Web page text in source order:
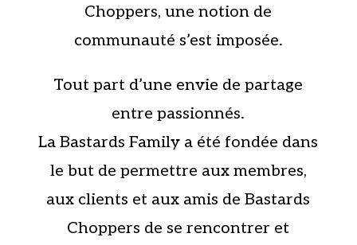
Choppers, une notion de
communauté s’est imposée.
Tout part d’une envie de partage
entre passionnés.
La Bastards Family a été fondée dans
le but de permettre aux membres,
aux clients et aux amis de Bastards
Choppers de se rencontrer et